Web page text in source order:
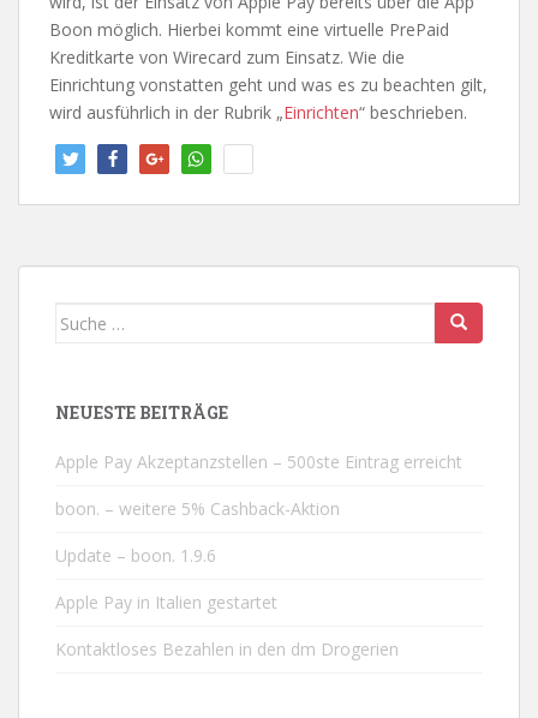
Boon möglich. Hierbei kommt eine virtuelle PrePaid
Kreditkarte von Wirecard zum Einsatz. Wie die
Einrichtung vonstatten geht und was es zu beachten gilt,
wird ausführlich in der Rubrik „Einrichten“ beschrieben.
Suche nach:
NEUESTE BEITRÄGE
Apple Pay Akzeptanzstellen – 500ste Eintrag erreicht
boon. – weitere 5% Cashback-Aktion
Update – boon. 1.9.6
Apple Pay in Italien gestartet
Kontaktloses Bezahlen in den dm Drogerien